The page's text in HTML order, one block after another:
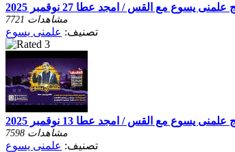
علمنى يسوع مع القس / امجد عطا 27 نوقمبر 2025
7721 مشاهدات
تصنيف: علمنى يسوع
علمنى يسوع مع القس / امجد عطا 13 نوقمبر 2025
7598 مشاهدات
تصنيف: علمنى يسوع